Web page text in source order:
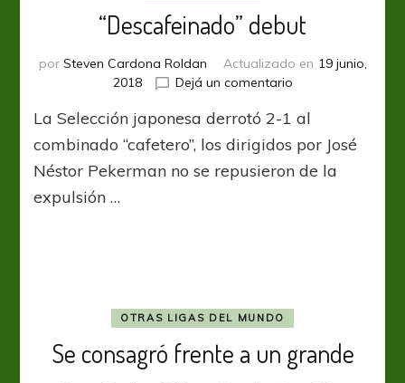
“Descafeinado” debut
por Steven Cardona Roldan Actualizado en 19 junio,
2018
Dejá un comentarioen
debut
La Selección japonesa derrotó 2-1 al
combinado “cafetero”, los dirigidos por José
Néstor Pekerman no se repusieron de la
expulsión …
OTRAS LIGAS DEL MUNDO
Se consagró frente a un grande